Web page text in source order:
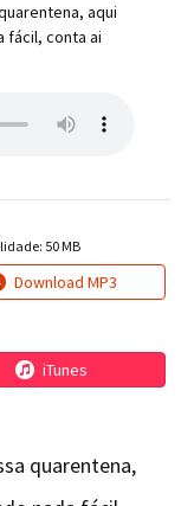
aqui
fácil, conta ai
50 MB
Download MP3
iTunes
quarentena,